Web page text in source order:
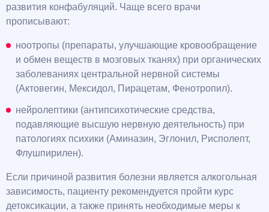
развития конфабуляций. Чаще всего врачи
прописывают:
ноотропы (препараты, улучшающие кровообращение
и обмен веществ в мозговых тканях) при органических
заболеваниях центральной нервной системы
(Актовегин, Мексидол, Пирацетам, Фенотропил).
нейролептики (антипсихотические средства,
подавляющие высшую нервную деятельность) при
патологиях психики (Аминазин, Эглонил, Рисполепт,
Флушпирилен).
Если причиной развития болезни является алкогольная
зависимость, пациенту рекомендуется пройти курс
детоксикации, а также принять необходимые меры к